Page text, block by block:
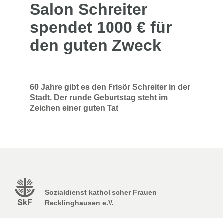
Salon Schreiter
spendet 1000 € für
den guten Zweck
60 Jahre gibt es den Frisör Schreiter in der
Stadt. Der runde Geburtstag steht im
Zeichen einer guten Tat
Sozialdienst katholischer Frauen
Recklinghausen e.V.